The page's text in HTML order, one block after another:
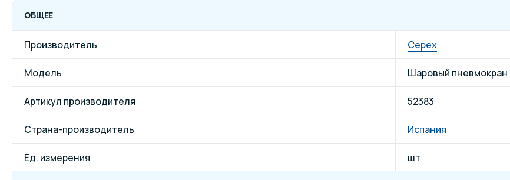
ОБЩЕЕ
Производитель Cepex
Модель Шаровый пневмокран
Артикул производителя 52383
Страна-производитель Испания
Ед. измерения шт